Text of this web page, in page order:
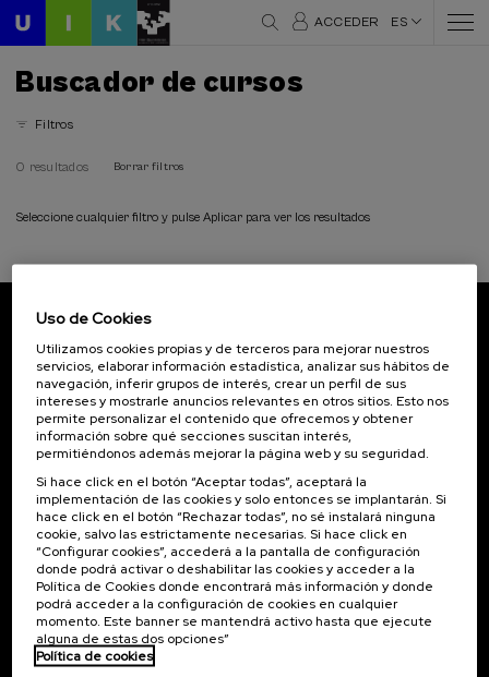
ACCEDER ES
Buscador de cursos
Filtros
0 resultados Borrar filtros
Seleccione cualquier filtro y pulse Aplicar para ver los resultados
Inscríbete para ser el primero/a en recibir las
novedades de UIK.
Suscribirse
Contacto
Palacio Miramar
Paseo de Miraconcha, 48
20007 Donostia / San Sebastián
Gipuzkoa, Spain
Contacta con nosotros
De interés...
Actividades anteriores
Uso de Cookies
Utilizamos cookies propias y de terceros para mejorar nuestros
servicios, elaborar información estadística, analizar sus hábitos de
navegación, inferir grupos de interés, crear un perfil de sus
intereses y mostrarle anuncios relevantes en otros sitios. Esto nos
permite personalizar el contenido que ofrecemos y obtener
información sobre qué secciones suscitan interés,
permitiéndonos además mejorar la página web y su seguridad.
Si hace click en el botón “Aceptar todas”, aceptará la
implementación de las cookies y solo entonces se implantarán. Si
hace click en el botón “Rechazar todas”, no sé instalará ninguna
cookie, salvo las estrictamente necesarias. Si hace click en
“Configurar cookies”, accederá a la pantalla de configuración
donde podrá activar o deshabilitar las cookies y acceder a la
Política de Cookies donde encontrará más información y donde
podrá acceder a la configuración de cookies en cualquier
momento. Este banner se mantendrá activo hasta que ejecute
alguna de estas dos opciones”
Política de cookies